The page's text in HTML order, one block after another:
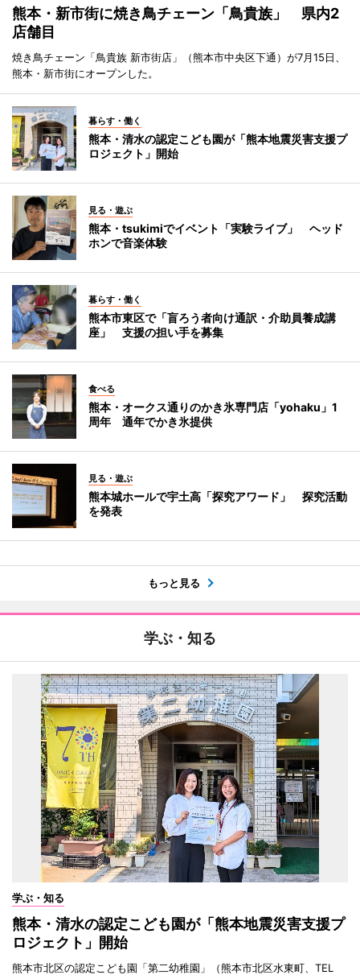
熊本・新市街に焼き鳥チェーン「鳥貴族」 県内2
店舗目
焼き鳥チェーン「鳥貴族 新市街店」（熊本市中央区下通）が7月15日、
熊本・新市街にオープンした。
暮らす・働く
熊本・清水の認定こども園が「熊本地震災害支援プ
ロジェクト」開始
見る・遊ぶ
熊本・tsukimiでイベント「実験ライブ」 ヘッド
ホンで音楽体験
暮らす・働く
熊本市東区で「盲ろう者向け通訳・介助員養成講
座」 支援の担い手を募集
食べる
熊本・オークス通りのかき氷専門店「yohaku」1
周年 通年でかき氷提供
見る・遊ぶ
熊本城ホールで宇土高「探究アワード」 探究活動
を発表
もっと見る
学ぶ・知る
学ぶ・知る
熊本・清水の認定こども園が「熊本地震災害支援プ
ロジェクト」開始
熊本市北区の認定こども園「第二幼稚園」（熊本市北区水東町、TEL